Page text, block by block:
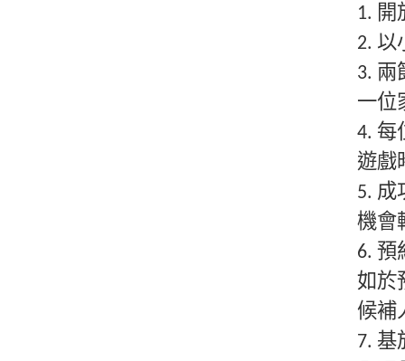
1. 開
2. 以
3. 兩
一位
4. 每
遊戲
5. 成
機會
6. 預
如於
候補
7. 基